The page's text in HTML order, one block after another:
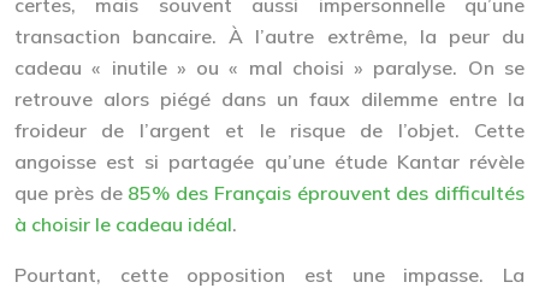
transaction bancaire. À l’autre extrême, la peur du
cadeau « inutile » ou « mal choisi » paralyse. On se
retrouve alors piégé dans un faux dilemme entre la
froideur de l’argent et le risque de l’objet. Cette
angoisse est si partagée qu’une étude Kantar révèle
que près de 85% des Français éprouvent des difficultés
à choisir le cadeau idéal.
Pourtant, cette opposition est une impasse. La